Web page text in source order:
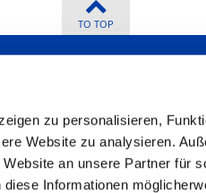
zu personalisieren,
Website zu analysieren.
an unsere Partner für
Informationen
TO TOP
Certificates